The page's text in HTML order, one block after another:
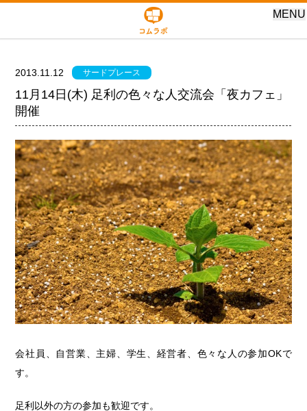
MENU
2013.11.12 サードプレース
11月14日(木) 足利の色々な人交流会「夜カフェ」
開催
会社員、自営業、主婦、学生、経営者、色々な人の参加OKで
す。
足利以外の方の参加も歓迎です。